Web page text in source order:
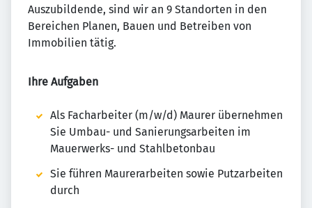
Auszubildende, sind wir an 9 Standorten in den
Bereichen Planen, Bauen und Betreiben von
Immobilien tätig.
Ihre Aufgaben
Als Facharbeiter (m/w/d) Maurer übernehmen
Sie Umbau- und Sanierungsarbeiten im
Mauerwerks- und Stahlbetonbau
Sie führen Maurerarbeiten sowie Putzarbeiten
durch